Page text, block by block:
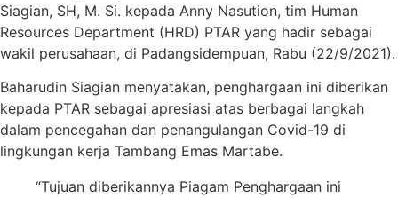
Siagian, SH, M. Si. kepada Anny Nasution, tim Human
Resources Department (HRD) PTAR yang hadir sebagai
wakil perusahaan, di Padangsidempuan, Rabu (22/9/2021).
Baharudin Siagian menyatakan, penghargaan ini diberikan
kepada PTAR sebagai apresiasi atas berbagai langkah
dalam pencegahan dan penangulangan Covid-19 di
lingkungan kerja Tambang Emas Martabe.
“Tujuan diberikannya Piagam Penghargaan ini